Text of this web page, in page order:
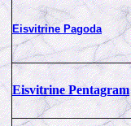
Eisvitrine Pagoda
Eisvitrine Pentagram